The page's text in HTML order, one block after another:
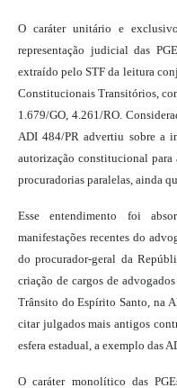
O caráter unitário e
representação judicial das
extraído pelo STF da leitura
Constitucionais Transitórios,
1.679/GO, 4.261/RO.
ADI 484/PR advertiu sobre a
autorização constitucional para
procuradorias paralelas, ainda
Esse entendimento foi
manifestações recentes do
do procurador-geral da
criação de cargos de
Trânsito do Espírito Santo, na
citar julgados mais antigos
esfera estadual, a exemplo das
O caráter monolítico das